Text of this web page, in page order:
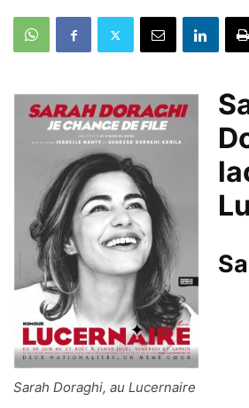
Sarah Doraghi, au Lucernaire